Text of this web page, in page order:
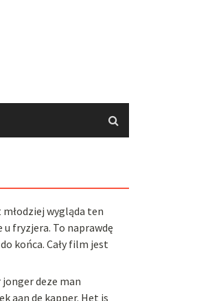
wygląda ten
u fryzjera. To naprawdę
końca. Cały film jest
deze man
aan de kapper. Het is